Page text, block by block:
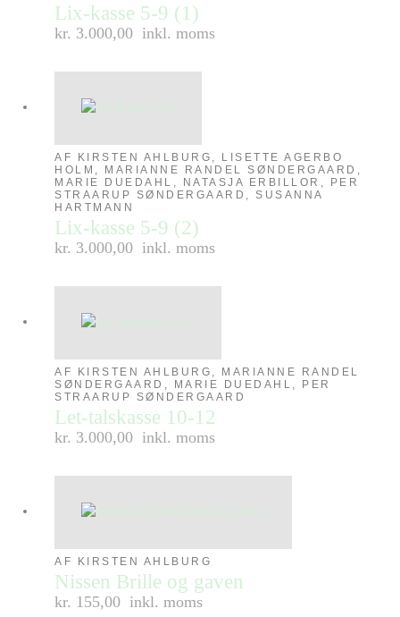
Lix-kasse 5-9 (1)
kr. 3.000,00 inkl. moms
AF KIRSTEN AHLBURG, LISETTE AGERBO
HOLM, MARIANNE RANDEL SØNDERGAARD,
MARIE DUEDAHL, NATASJA ERBILLOR, PER
STRAARUP SØNDERGAARD, SUSANNA
HARTMANN
Lix-kasse 5-9 (2)
kr. 3.000,00 inkl. moms
AF KIRSTEN AHLBURG, MARIANNE RANDEL
SØNDERGAARD, MARIE DUEDAHL, PER
STRAARUP SØNDERGAARD
Let-talskasse 10-12
kr. 3.000,00 inkl. moms
AF KIRSTEN AHLBURG
Nissen Brille og gaven
kr. 155,00 inkl. moms